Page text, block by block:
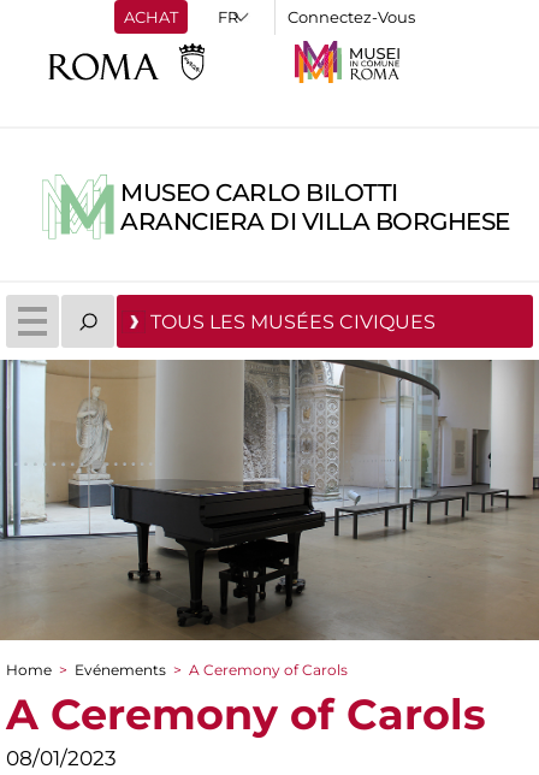
ACHAT Connectez-Vous
MUSEO CARLO BILOTTI
ARANCIERA DI VILLA BORGHESE
TOUS LES MUSÉES CIVIQUES
You are here
Home > Evénements > A Ceremony of Carols
A Ceremony of Carols
08/01/2023